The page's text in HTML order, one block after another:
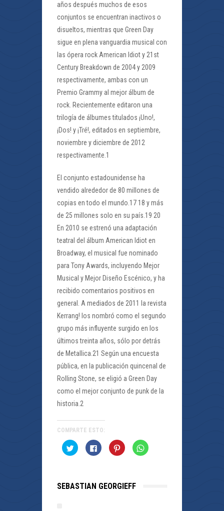
años después muchos de esos
conjuntos se encuentran inactivos o
disueltos, mientras que Green Day
sigue en plena vanguardia musical con
las ópera rock American Idiot y 21st
Century Breakdown de 2004 y 2009
respectivamente, ambas con un
Premio Grammy al mejor álbum de
rock. Recientemente editaron una
trilogía de álbumes titulados ¡Uno!,
¡Dos! y ¡Tré!, editados en septiembre,
noviembre y diciembre de 2012
respectivamente.1
El conjunto estadounidense ha
vendido alrededor de 80 millones de
copias en todo el mundo.17 18 y más
de 25 millones solo en su país.19 20
En 2010 se estrenó una adaptación
teatral del álbum American Idiot en
Broadway, el musical fue nominado
para Tony Awards, incluyendo Mejor
Musical y Mejor Diseño Escénico, y ha
recibido comentarios positivos en
general. A mediados de 2011 la revista
Kerrang! los nombró como el segundo
grupo más influyente surgido en los
últimos treinta años, sólo por detrás
de Metallica.21 Según una encuesta
pública, en la publicación quincenal de
Rolling Stone, se eligió a Green Day
como el mejor conjunto de punk de la
historia.2
COMPARTE ESTO:
Haz
clic
(Se
abre
Haz
clic
(Se
abre
Haz
clic
(Se
abre
Haz
clic
abre
SEBASTIAN GEORGIEFF